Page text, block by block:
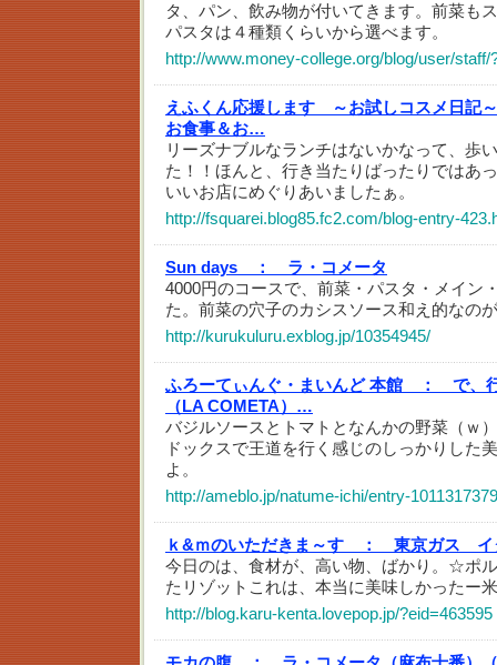
タ、パン、飲み物が付いてきます。前菜も
パスタは４種類くらいから選べます。
http://www.money-college.org/blog/user/staff/
えふくん応援します ～お試しコスメ日記
お食事＆お…
リーズナブルなランチはないかなって、歩
た！！ほんと、行き当たりばったりではあ
いいお店にめぐりあいましたぁ。
http://fsquarei.blog85.fc2.com/blog-entry-
Sun days ：
ラ・コメータ
4000円のコースで、前菜・パスタ・メイン
た。前菜の穴子のカシスソース和え的なの
http://kurukuluru.exblog.jp/10354945/
ふろーてぃんぐ・まいんど 本館 ：
で、
（LA COMETA）…
バジルソースとトマトとなんかの野菜（ｗ
ドックスで王道を行く感じのしっかりした
よ。
http://ameblo.jp/natume-ichi/entry-
ｋ&ｍのいただきま～す ：
東京ガス イ
今日のは、食材が、高い物、ばかり。☆ポ
たリゾットこれは、本当に美味しかったー
http://blog.karu-kenta.lovepop.jp/?eid=463595